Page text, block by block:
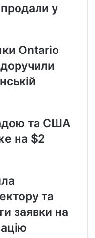
у
Ontario
та США
на $2
та
заявки на